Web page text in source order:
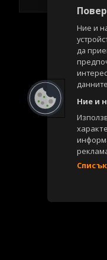
Ние и
да
Ние и